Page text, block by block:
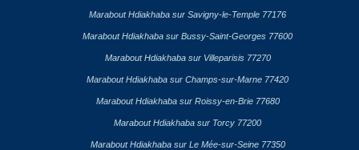
Marabout Hdiakhaba sur Savigny-le-Temple 77176
Marabout Hdiakhaba sur Bussy-Saint-Georges 77600
Marabout Hdiakhaba sur Villeparisis 77270
Marabout Hdiakhaba sur Champs-sur-Marne 77420
Marabout Hdiakhaba sur Roissy-en-Brie 77680
Marabout Hdiakhaba sur Torcy 77200
Marabout Hdiakhaba sur Le Mée-sur-Seine 77350